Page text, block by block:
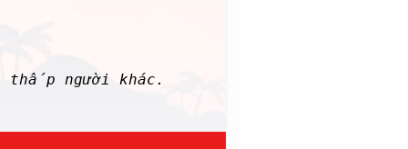
thấp người khác.